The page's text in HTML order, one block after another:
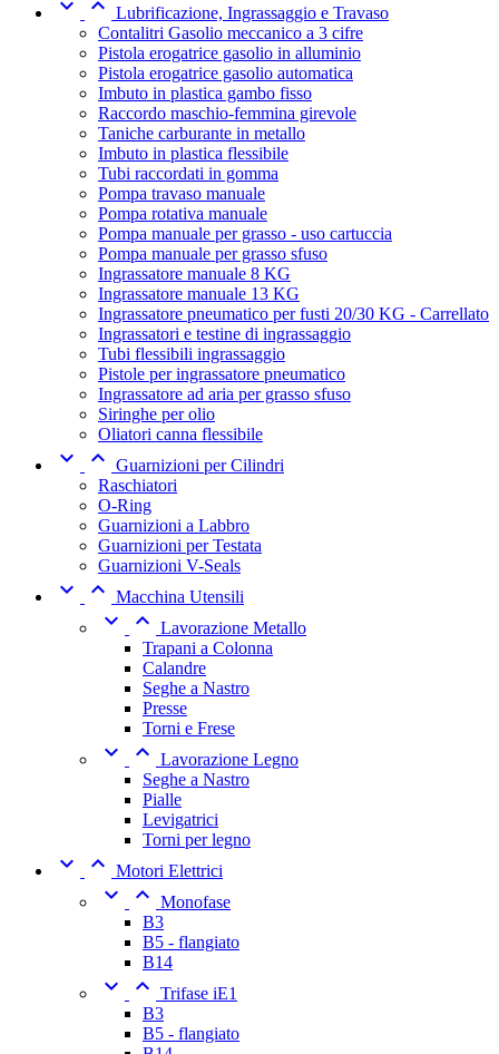
Lubrificazione, Ingrassaggio e Travaso
Contalitri Gasolio meccanico a 3 cifre
Pistola erogatrice gasolio in alluminio
Pistola erogatrice gasolio automatica
Imbuto in plastica gambo fisso
Raccordo maschio-femmina girevole
Taniche carburante in metallo
Imbuto in plastica flessibile
Tubi raccordati in gomma
Pompa travaso manuale
Pompa rotativa manuale
Pompa manuale per grasso - uso cartuccia
Pompa manuale per grasso sfuso
Ingrassatore manuale 8 KG
Ingrassatore manuale 13 KG
Ingrassatore pneumatico per fusti 20/30 KG - Carrellato
Ingrassatori e testine di ingrassaggio
Tubi flessibili ingrassaggio
Pistole per ingrassatore pneumatico
Ingrassatore ad aria per grasso sfuso
Siringhe per olio
Oliatori canna flessibile
  Guarnizioni per Cilindri
Raschiatori
O-Ring
Guarnizioni a Labbro
Guarnizioni per Testata
Guarnizioni V-Seals
  Macchina Utensili
  Lavorazione Metallo
Trapani a Colonna
Calandre
Seghe a Nastro
Presse
Torni e Frese
  Lavorazione Legno
Seghe a Nastro
Pialle
Levigatrici
Torni per legno
  Motori Elettrici
  Monofase
B3
B5 - flangiato
B14
  Trifase iE1
B3
B5 - flangiato